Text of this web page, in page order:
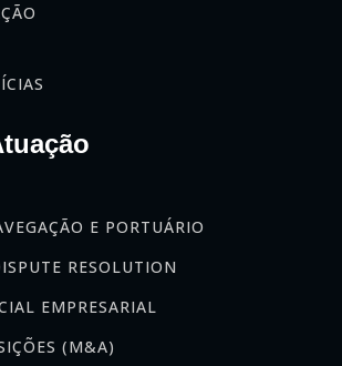
E PORTUÁRIO
RESOLUTION
EMPRESARIAL
(M&A)